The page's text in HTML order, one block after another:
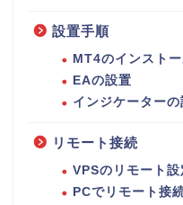
設置手順
MT4のインスト
EAの設置
インジケーターの
リモート接続
VPSのリモート設
PCでリモート接